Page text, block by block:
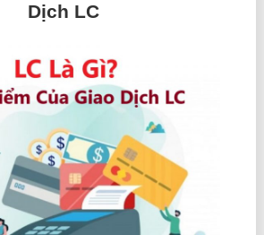
Dịch LC